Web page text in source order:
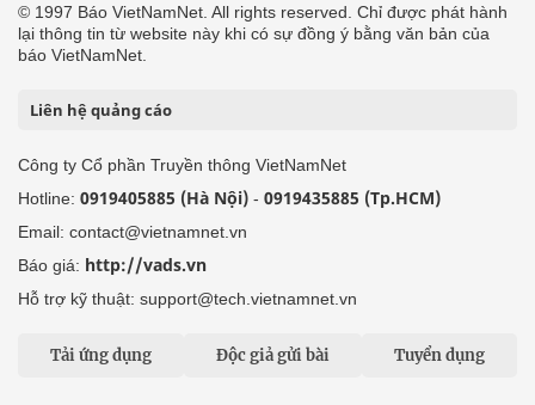
© 1997 Báo VietNamNet. All rights reserved. Chỉ được phát hành
lại thông tin từ website này khi có sự đồng ý bằng văn bản của
báo VietNamNet.
Liên hệ quảng cáo
Công ty Cổ phần Truyền thông VietNamNet
Hotline: 0919405885 (Hà Nội) - 0919435885 (Tp.HCM)
Email: contact@vietnamnet.vn
Báo giá: http://vads.vn
Hỗ trợ kỹ thuật: support@tech.vietnamnet.vn
Tải ứng dụng Độc giả gửi bài Tuyển dụng